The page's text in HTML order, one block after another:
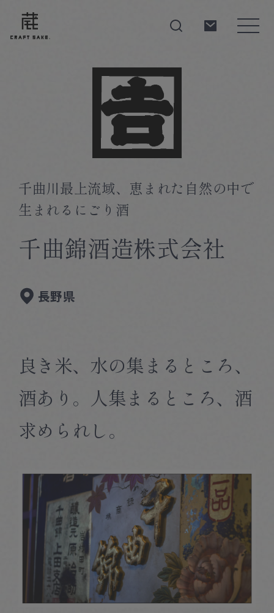
About
Products
Producers
Follow Us
千曲川最上流域、恵まれた自然の中で
生まれるにごり酒
千曲錦酒造株式会社
長野県
良き米、水の集まるところ、
酒あり。人集まるところ、酒
求められし。